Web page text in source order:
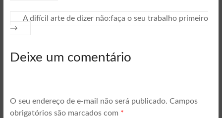
A difícil arte de dizer não:faça o seu trabalho primeiro
→
Deixe um comentário
O seu endereço de e-mail não será publicado. Campos
obrigatórios são marcados com *